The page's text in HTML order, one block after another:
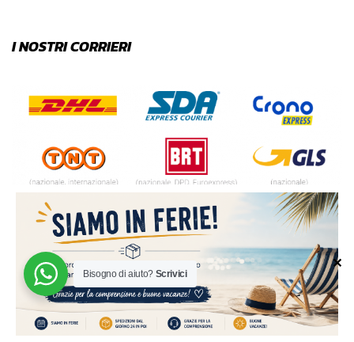
✕
I NOSTRI CORRIERI
© 2024 | MADE WITH ♥️ BY
Bisogno di aiuto? Scrivici